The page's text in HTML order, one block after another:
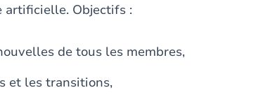
Objectifs :
de tous les membres,
et les transitions,